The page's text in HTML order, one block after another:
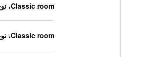
Classic room، نوع السرير غير معروف
Classic room، نوع السرير غير معروف